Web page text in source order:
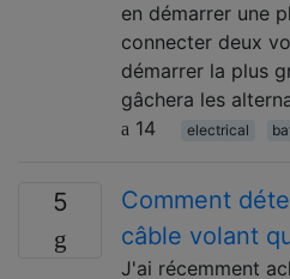
en démarrer une
connecter deux
démarrer la plus
gâchera les
14
electrical
5
Comment
câble volant
J'ai récemment